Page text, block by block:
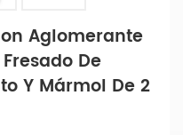
Aglomerante
De
Y Mármol De 2